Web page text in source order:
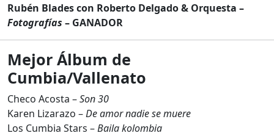
Rubén Blades con Roberto Delgado & Orquesta –
Fotografías – GANADOR
Mejor Álbum de
Cumbia/Vallenato
Checo Acosta –Son 30
Karen Lizarazo –De amor nadie se muere
Los Cumbia Stars –Baila kolombia